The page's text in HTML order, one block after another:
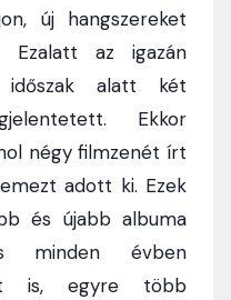
új hangszereket
Ezalatt az igazán
alatt két
Ekkor
négy filmzenét írt
adott ki. Ezek
és újabb albuma
minden évben
is, egyre több